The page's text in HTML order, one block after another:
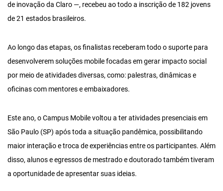
de inovação da Claro —, recebeu ao todo a inscrição de 182 jovens
de 21 estados brasileiros.
Ao longo das etapas, os finalistas receberam todo o suporte para
desenvolverem soluções mobile focadas em gerar impacto social
por meio de atividades diversas, como: palestras, dinâmicas e
oficinas com mentores e embaixadores.
Este ano, o Campus Mobile voltou a ter atividades presenciais em
São Paulo (SP) após toda a situação pandêmica, possibilitando
maior interação e troca de experiências entre os participantes. Além
disso, alunos e egressos de mestrado e doutorado também tiveram
a oportunidade de apresentar suas ideias.